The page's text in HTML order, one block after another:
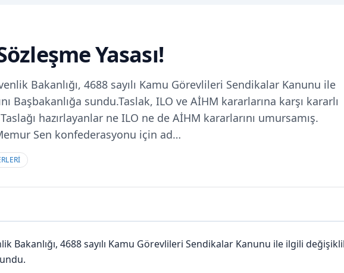
Yasası!
Bakanlığı, 4688 sayılı Kamu Görevlileri Sendikalar Kanunu ile
Başbakanlığa sundu.Taslak, ILO ve AİHM kararlarına karşı kararlı
hazırlayanlar ne ILO ne de AİHM kararlarını umursamış.
Sen konfederasyonu için ad…
Bakanlığı, 4688 sayılı Kamu Görevlileri Sendikalar Kanunu ile ilgili